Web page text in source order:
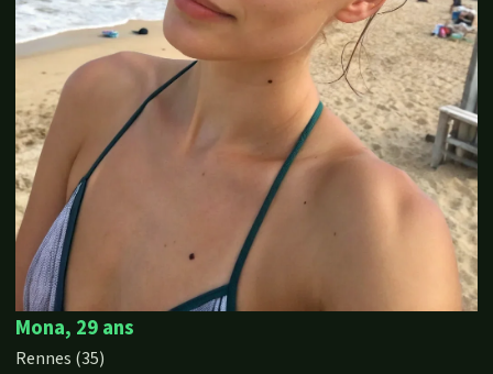
Mona, 29 ans
Rennes (35)